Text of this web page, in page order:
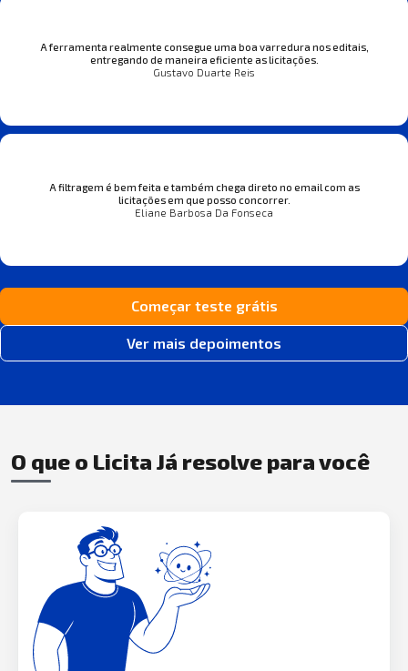
A ferramenta realmente consegue uma boa varredura nos editais,
entregando de maneira eficiente as licitações.
Gustavo Duarte Reis
A filtragem é bem feita e também chega direto no email com as
licitações em que posso concorrer.
Eliane Barbosa Da Fonseca
Começar teste grátis
Ver mais depoimentos
O que o Licita Já resolve para você